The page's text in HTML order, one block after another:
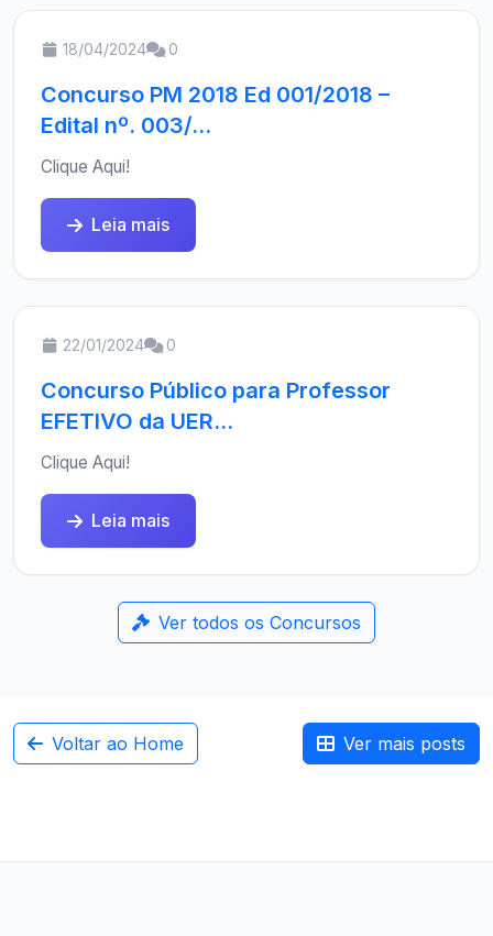
18/04/2024 0
Concurso PM 2018 Ed 001/2018 –
Edital nº. 003/...
Clique Aqui!
Leia mais
22/01/2024 0
Concurso Público para Professor
EFETIVO da UER...
Clique Aqui!
Leia mais
Ver todos os Concursos
Voltar ao Home Ver mais posts